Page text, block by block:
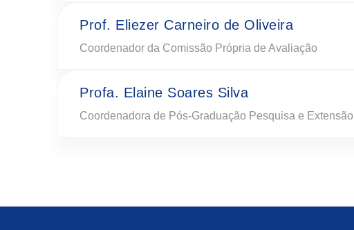
Prof. Eliezer Carneiro de Oliveira
Coordenador da Comissão Própria de Avaliação
Profa. Elaine Soares Silva
Coordenadora de Pós-Graduação Pesquisa e Extensão